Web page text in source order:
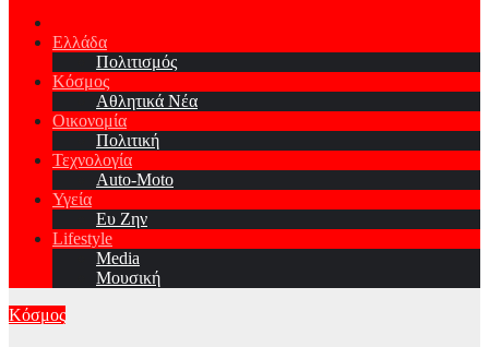
Ελλάδα
Πολιτισμός
Κόσμος
Αθλητικά Νέα
Οικονομία
Πολιτική
Τεχνολογία
Auto-Moto
Υγεία
Ευ Ζην
Lifestyle
Media
Μουσική
Κόσμος